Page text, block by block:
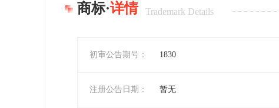
商标·详情 Trademark Details
初审公告期号： 1830
注册公告日期： 暂无